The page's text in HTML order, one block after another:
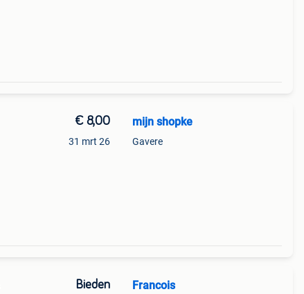
€ 8,00
31 mrt 26
mijn shopke
Gavere
Bieden Francois